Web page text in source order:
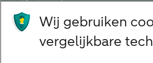
Klant worden
ProductenWij gebruiken
vergelijkbare